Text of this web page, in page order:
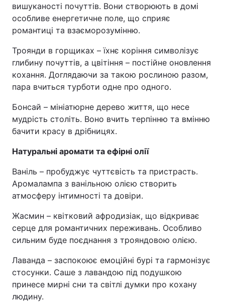
вишуканості почуттів. Вони створюють в домі
особливе енергетичне поле, що сприяє
романтиці та взаєморозумінню.
Троянди в горщиках – їхнє коріння символізує
глибину почуттів, а цвітіння – постійне оновлення
кохання. Доглядаючи за такою рослиною разом,
пара вчиться турботи одне про одного.
Бонсай – мініатюрне дерево життя, що несе
мудрість століть. Воно вчить терпінню та вмінню
бачити красу в дрібницях.
Натуральні аромати та ефірні олії
Ваніль – пробуджує чуттєвість та пристрасть.
Аромалампа з ванільною олією створить
атмосферу інтимності та довіри.
Жасмин – квітковий афродизіак, що відкриває
серце для романтичних переживань. Особливо
сильним буде поєднання з трояндовою олією.
Лаванда – заспокоює емоційні бурі та гармонізує
стосунки. Саше з лавандою під подушкою
принесе мирні сни та світлі думки про кохану
людину.